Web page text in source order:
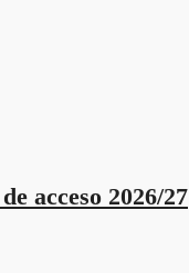
acceso 2026/27